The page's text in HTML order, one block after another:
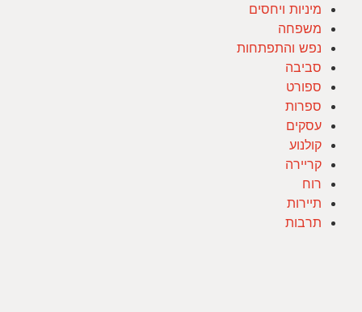
מיניות ויחסים
משפחה
נפש והתפתחות
סביבה
ספורט
ספרות
עסקים
קולנוע
קריירה
רוח
תיירות
תרבות